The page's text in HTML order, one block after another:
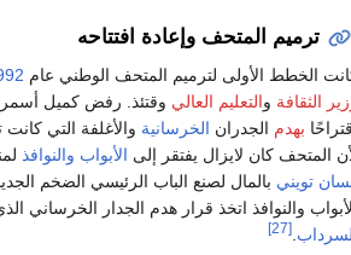
ترميم المتحف وإعادة افتتاحه
الخطط الأولى لترميم المتحف الوطني عام
الثقافة والتعليم العالي وقتئذ. رفض كميل أسمر -
بهدم الجدران الخرسانية والأغلفة التي
المتحف كان لايزال يفتقر إلى الأبواب والنوافذ
تويني بالمال لصنع الباب الرئيسي الضخم
والنوافذ اتخذ قرار هدم الجدار الخرساني
[27]